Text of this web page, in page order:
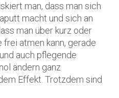
man, dass man sich
macht und sich an
man über kurz oder
frei atmen kann, gerade
auch pflegende
ändern ganz
Effekt. Trotzdem sind